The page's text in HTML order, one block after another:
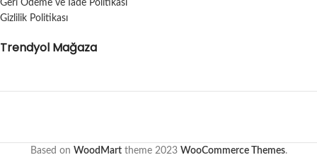
Geri Ödeme ve İade Politikası
Gizlilik Politikası
Trendyol Mağaza
Based on WoodMarttheme2023 WooCommerce Themes.